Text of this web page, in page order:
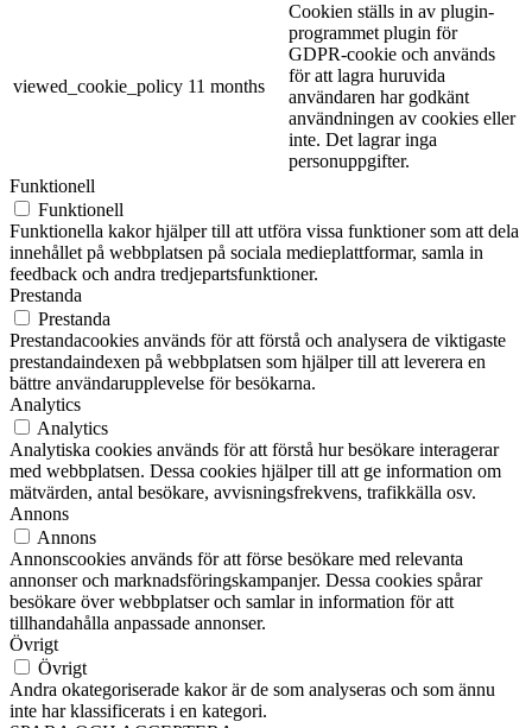
viewed_cookie_policy 11 months
Cookien ställs in av plugin-
programmet plugin för
GDPR-cookie och används
för att lagra huruvida
användaren har godkänt
användningen av cookies eller
inte. Det lagrar inga
personuppgifter.
Funktionell
Funktionell
Funktionella kakor hjälper till att utföra vissa funktioner som att dela
innehållet på webbplatsen på sociala medieplattformar, samla in
feedback och andra tredjepartsfunktioner.
Prestanda
Prestanda
Prestandacookies används för att förstå och analysera de viktigaste
prestandaindexen på webbplatsen som hjälper till att leverera en
bättre användarupplevelse för besökarna.
Analytics
Analytics
Analytiska cookies används för att förstå hur besökare interagerar
med webbplatsen. Dessa cookies hjälper till att ge information om
mätvärden, antal besökare, avvisningsfrekvens, trafikkälla osv.
Annons
Annons
Annonscookies används för att förse besökare med relevanta
annonser och marknadsföringskampanjer. Dessa cookies spårar
besökare över webbplatser och samlar in information för att
tillhandahålla anpassade annonser.
Övrigt
Övrigt
Andra okategoriserade kakor är de som analyseras och som ännu
inte har klassificerats i en kategori.